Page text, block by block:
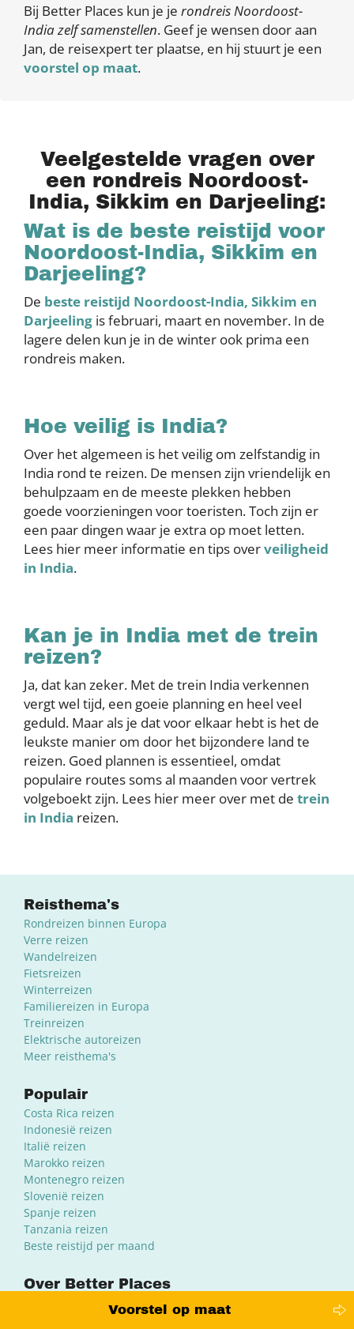
Bij Better Places kun je je rondreis Noordoost-
India zelf samenstellen. Geef je wensen door aan
Jan, de reisexpert ter plaatse, en hij stuurt je een
voorstel op maat.
Veelgestelde vragen over
een rondreis Noordoost-
India, Sikkim en Darjeeling:
Wat is de beste reistijd voor
Noordoost-India, Sikkim en
Darjeeling?
De beste reistijd Noordoost-India, Sikkim en
Darjeeling is februari, maart en november. In de
lagere delen kun je in de winter ook prima een
rondreis maken.
Hoe veilig is India?
Over het algemeen is het veilig om zelfstandig in
India rond te reizen. De mensen zijn vriendelijk en
behulpzaam en de meeste plekken hebben
goede voorzieningen voor toeristen. Toch zijn er
een paar dingen waar je extra op moet letten.
Lees hier meer informatie en tips overveiligheid
in India.
Kan je in India met de trein
reizen?
Ja, dat kan zeker. Met de trein India verkennen
vergt wel tijd, een goeie planning en heel veel
geduld. Maar als je dat voor elkaar hebt is het de
leukste manier om door het bijzondere land te
reizen. Goed plannen is essentieel, omdat
populaire routes soms al maanden voor vertrek
volgeboekt zijn. Lees hier meer over met de trein
in India reizen.
Voorstel op maat
Reisthema's
Rondreizen binnen Europa
Verre reizen
Wandelreizen
Fietsreizen
Winterreizen
Familiereizen in Europa
Treinreizen
Elektrische autoreizen
Meer reisthema's
Populair
Costa Rica reizen
Indonesië reizen
Italië reizen
Marokko reizen
Montenegro reizen
Slovenië reizen
Spanje reizen
Tanzania reizen
Beste reistijd per maand
Over Better Places
Actieplan voor een leefbare planeet
Bijdragen aan innovatie